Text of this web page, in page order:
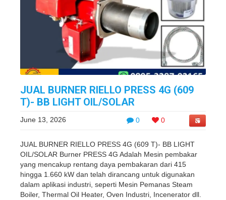
JUAL BURNER RIELLO PRESS 4G (609
T)- BB LIGHT OIL/SOLAR
0 0
June 13, 2026
JUAL BURNER RIELLO PRESS 4G (609 T)- BB LIGHT
OIL/SOLAR Burner PRESS 4G Adalah Mesin pembakar
yang mencakup rentang daya pembakaran dari 415
hingga 1.660 kW dan telah dirancang untuk digunakan
dalam aplikasi industri, seperti Mesin Pemanas Steam
Boiler, Thermal Oil Heater, Oven Industri, Incenerator dll.